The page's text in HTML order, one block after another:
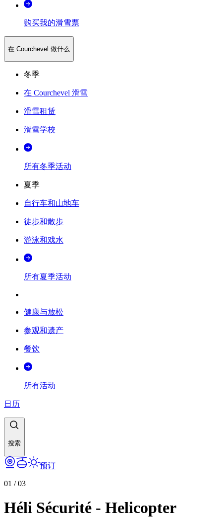
购买我的滑雪票
在 Courchevel 做什么
冬季
在 Courchevel 滑雪
滑雪租赁
滑雪学校
所有冬季活动
夏季
自行车和山地车
徒步和散步
游泳和戏水
所有夏季活动
健康与放松
参观和遗产
餐饮
所有活动
日历
搜索
预订
01 /03
Héli Sécurité - Helicopter